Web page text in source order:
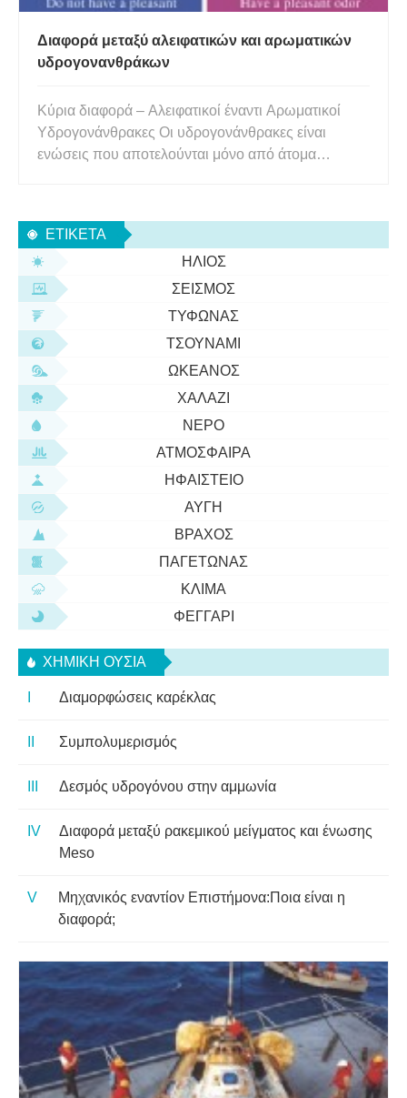
Διαφορά μεταξύ αλειφατικών και αρωματικών
υδρογονανθράκων
Κύρια διαφορά – Αλειφατικοί έναντι Αρωματικοί
Υδρογονάνθρακες Οι υδρογονάνθρακες είναι
ενώσεις που αποτελούνται μόνο από άτομα
ενώσεις μπορούν να κατηγοριοποιηθούν σε δύο
ομάδες ανάλογα με τη διάταξη των ατόμων
ΕΤΙΚΈΤΑ
ΉΛΙΟΣ
ΣΕΙΣΜΌΣ
ΤΥΦΏΝΑΣ
ΤΣΟΥΝΆΜΙ
ΩΚΕΑΝΌΣ
ΧΑΛΆΖΙ
ΝΕΡΌ
ΑΤΜΌΣΦΑΙΡΑ
ΗΦΑΊΣΤΕΙΟ
ΑΥΓΉ
ΒΡΆΧΟΣ
ΠΑΓΕΤΏΝΑΣ
ΚΛΊΜΑ
ΦΕΓΓΆΡΙ
ΧΗΜΙΚΉ ΟΥΣΊΑ
Διαμορφώσεις καρέκλας
Συμπολυμερισμός
Δεσμός υδρογόνου στην αμμωνία
Διαφορά μεταξύ ρακεμικού μείγματος και ένωσης
Meso
Μηχανικός εναντίον Επιστήμονα:Ποια είναι η
διαφορά;